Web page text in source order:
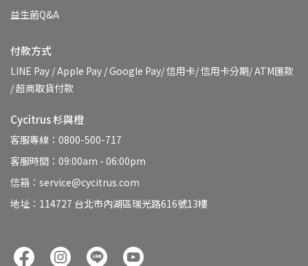
益生菌Q&A
付款方式
LINE Pay / Apple Pay / Google Pay/ 信用卡/ 信用卡分期/ ATM匯款
/ 超商取貨付款
Cycitrus 杉與橙
客服專線：0800-500-717
客服時間：09:00am - 06:00pm
信箱：service@cycitrus.com
地址：114727 台北市內湖區瑞光路616號13樓